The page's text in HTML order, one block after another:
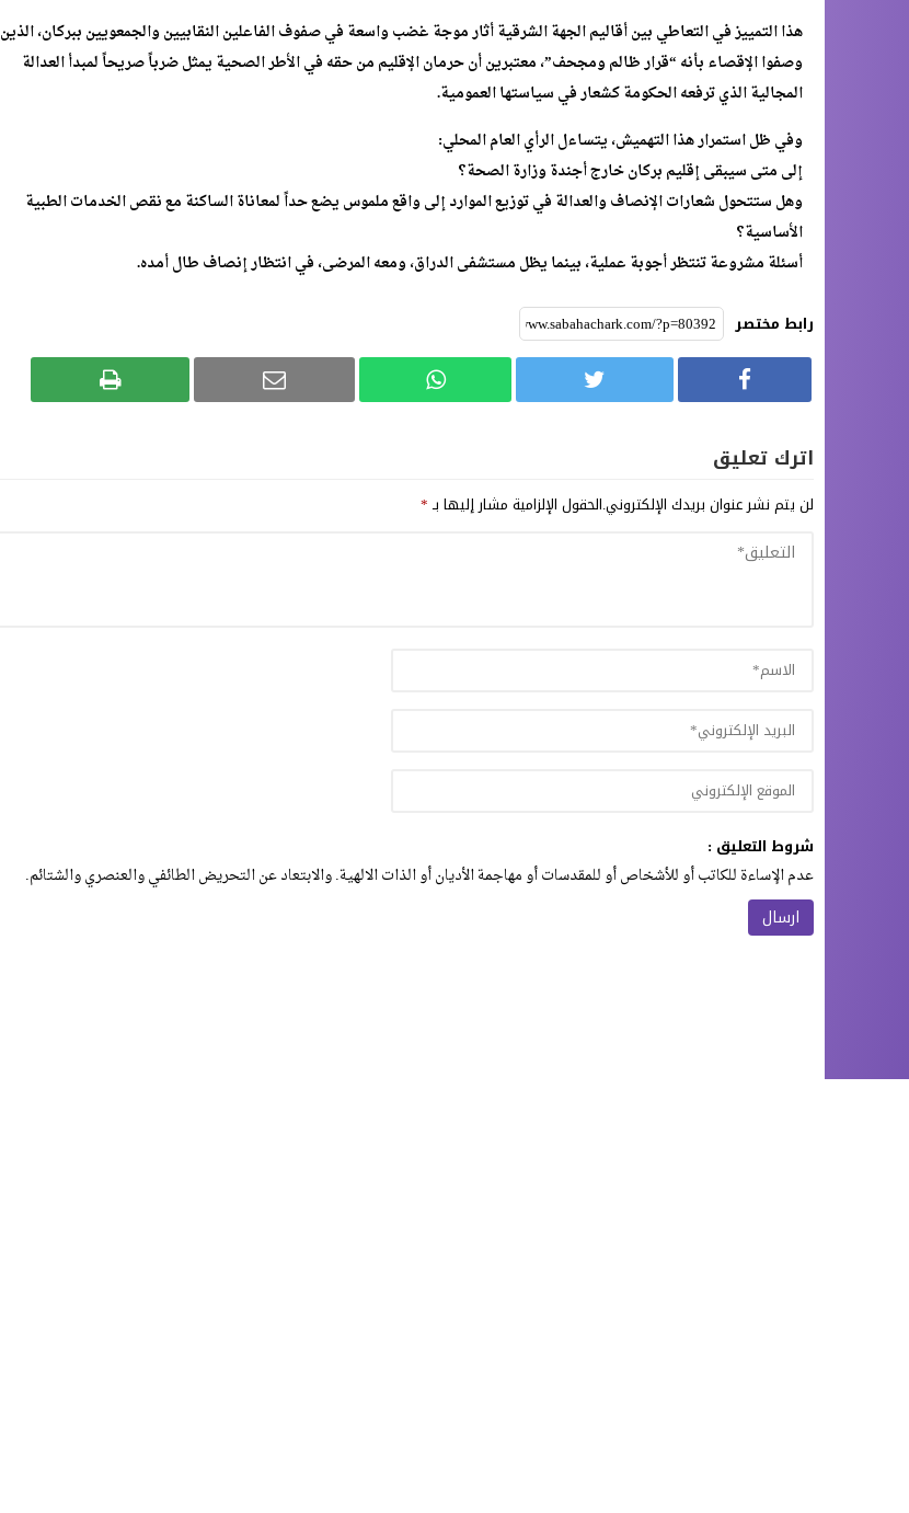
هذا التمييز في التعاطي بين أقاليم الجهة الشرقية أثار موجة غضب واسعة في صفوف الفاعلين النقابيين والجمعويين ببركان، الذين
وصفوا الإقصاء بأنه “قرار ظالم ومجحف”، معتبرين أن حرمان الإقليم من حقه في الأطر الصحية يمثل ضرباً صريحاً لمبدأ العدالة
المجالية الذي ترفعه الحكومة كشعار في سياستها العمومية.
وفي ظل استمرار هذا التهميش، يتساءل الرأي العام المحلي:
إلى متى سيبقى إقليم بركان خارج أجندة وزارة الصحة؟
وهل ستتحول شعارات الإنصاف والعدالة في توزيع الموارد إلى واقع ملموس يضع حداً لمعاناة الساكنة مع نقص الخدمات الطبية
الأساسية؟
أسئلة مشروعة تنتظر أجوبة عملية، بينما يظل مستشفى الدراق، ومعه المرضى، في انتظار إنصاف طال أمده.
رابط مختصر
اترك تعليق
لن يتم نشر عنوان بريدك الإلكتروني.الحقول الإلزامية مشار إليها بـ*
شروط التعليق :
عدم الإساءة للكاتب أو للأشخاص أو للمقدسات أو مهاجمة الأديان أو الذات الالهية. والابتعاد عن التحريض الطائفي والعنصري والشتائم.